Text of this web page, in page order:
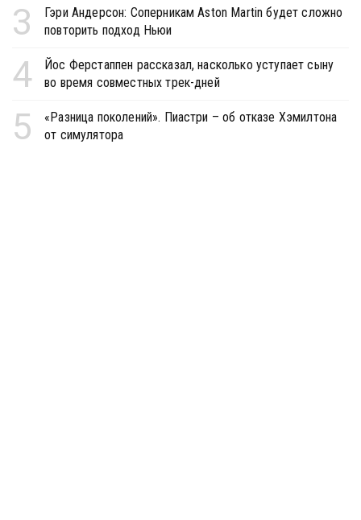
3
Гэри Андерсон: Соперникам Aston Martin будет сложно
повторить подход Ньюи
4
Йос Ферстаппен рассказал, насколько уступает сыну
во время совместных трек-дней
5
«Разница поколений». Пиастри – об отказе Хэмилтона
от симулятора